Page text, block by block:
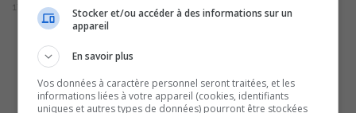
17 novembre 2022 | Par Sylvain Rochon
Stocker et/ou accéder à des informations sur un
appareil
En savoir plus
Vos données à caractère personnel seront traitées, et les
informations liées à votre appareil (cookies, identifiants
uniques et autres types de données) pourront être stockées